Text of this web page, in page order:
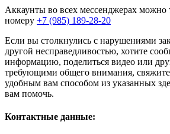
Аккаунты во всех мессенджерах можно
номеру +7 (985) 189-28-20
Если вы столкнулись с нарушениями
другой несправедливостью, хотите
информацию, поделиться видео или
требующими общего внимания,
удобным вам способом из указанных
вам помочь.
Контактные данные: